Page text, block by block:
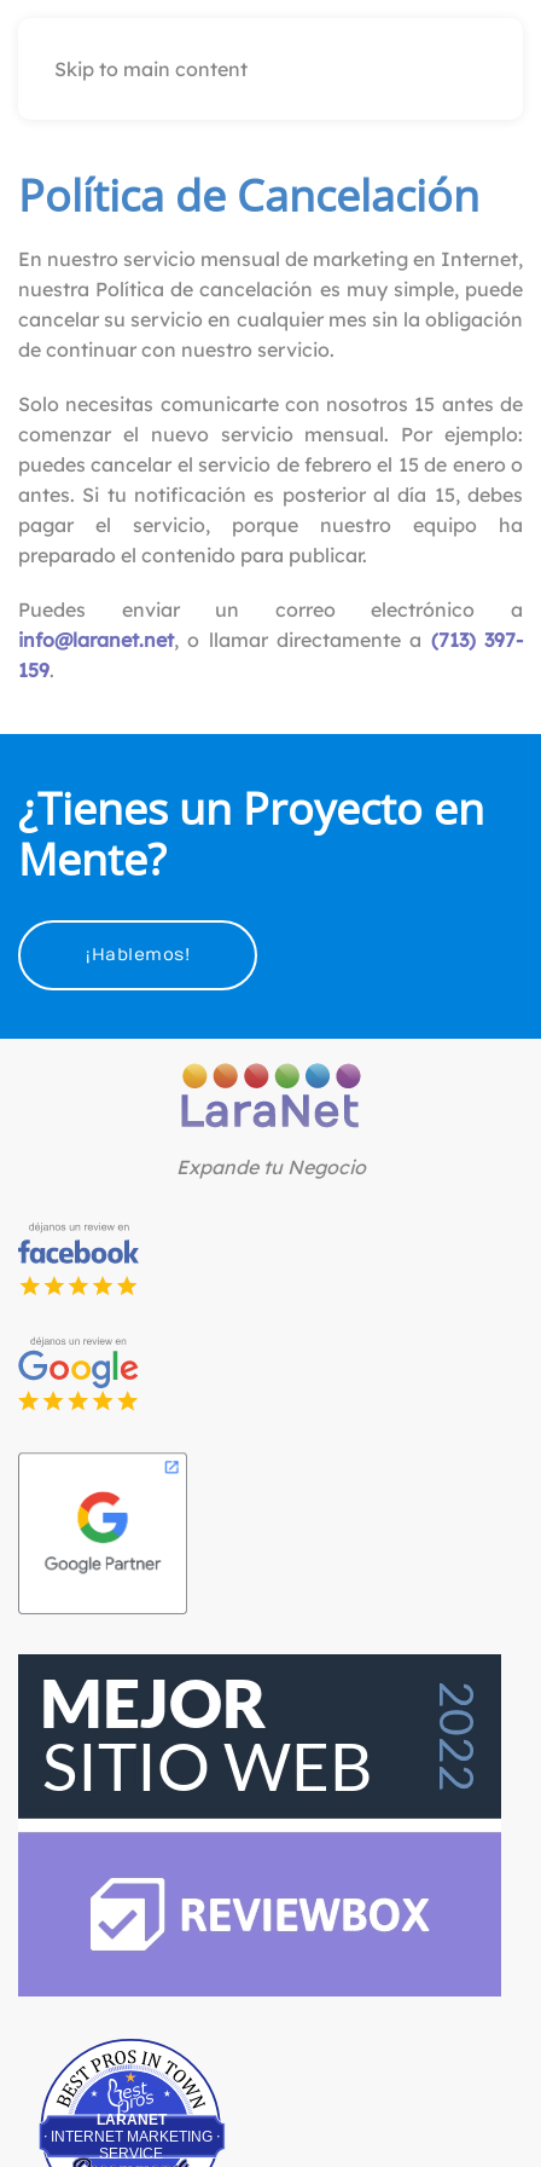
Skip to main content
Política de Cancelación
En nuestro servicio mensual de marketing en Internet,
nuestra Política de cancelación es muy simple, puede
cancelar su servicio en cualquier mes sin la obligación
de continuar con nuestro servicio.
Solo necesitas comunicarte con nosotros 15 antes de
comenzar el nuevo servicio mensual. Por ejemplo:
puedes cancelar el servicio de febrero el 15 de enero o
antes. Si tu notificación es posterior al día 15, debes
pagar el servicio, porque nuestro equipo ha
preparado el contenido para publicar.
Puedes enviar un correo electrónico a
info@laranet.net, o llamar directamente a (713) 397-
159.
¿Tienes un Proyecto en
Mente?
¡Hablemos!
Expande tu Negocio
LARANET
INTERNET MARKETING
SERVICE
Best Pros In Town